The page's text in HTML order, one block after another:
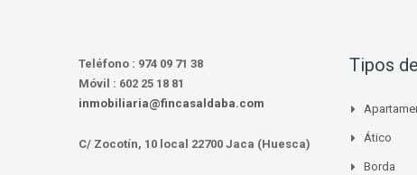
Teléfono : 974 09 71 38
Móvil : 602 25 18 81
inmobiliaria@fincasaldaba.com
C/ Zocotín, 10 local 22700 Jaca (Huesca)
Tipos
Ático
Borda